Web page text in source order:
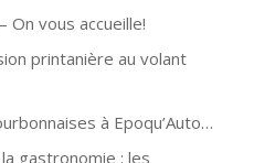
On vous accueille!
printanière au volant
à Epoqu’Auto…
gastronomie : les